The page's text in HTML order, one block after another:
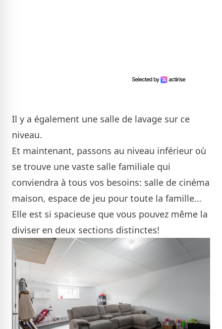
Il y a également une salle de lavage sur ce
niveau.
Et maintenant, passons au niveau inférieur où
se trouve une vaste salle familiale qui
conviendra à tous vos besoins: salle de cinéma
maison, espace de jeu pour toute la famille...
Elle est si spacieuse que vous pouvez même la
diviser en deux sections distinctes!